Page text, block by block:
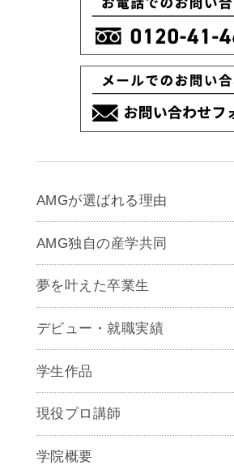
AMGが選ばれる理由
AMG独自の産学共同
夢を叶えた卒業生
デビュー・就職実績
学生作品
現役プロ講師
学院概要